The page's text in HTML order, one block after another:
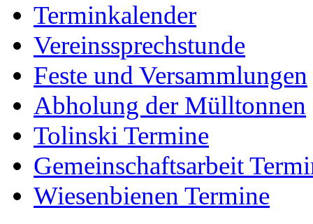
Terminkalender
Vereinssprechstunde
Feste und Versammlungen
Abholung der Mülltonnen
Tolinski Termine
Gemeinschaftsarbeit
Wiesenbienen Termine